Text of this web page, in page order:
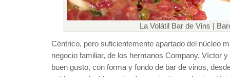
La Volátil Bar de Vins |
Céntrico, pero suficientemente apartado del núcleo
negocio familiar, de los hermanos Company, Víctor
buen gusto, con forma y fondo de bar de vinos,